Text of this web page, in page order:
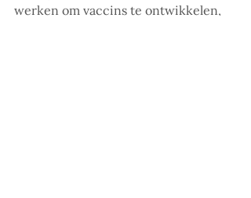
werken om vaccins te ontwikkelen,